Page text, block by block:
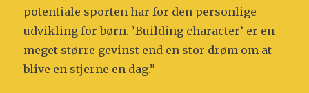
potentiale sporten har for den personlige
udvikling for børn. ’Building character’ er en
meget større gevinst end en stor drøm om at
blive en stjerne en dag.”